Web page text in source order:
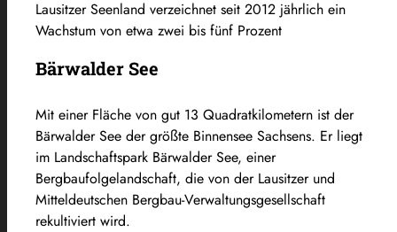
Lausitzer Seenland verzeichnet seit 2012 jährlich ein
Wachstum von etwa zwei bis fünf Prozent
Bärwalder See
Mit einer Fläche von gut 13 Quadratkilometern ist der
Bärwalder See der größte Binnensee Sachsens. Er liegt
im Landschaftspark Bärwalder See, einer
Bergbaufolgelandschaft, die von der Lausitzer und
Mitteldeutschen Bergbau-Verwaltungsgesellschaft
rekultiviert wird.